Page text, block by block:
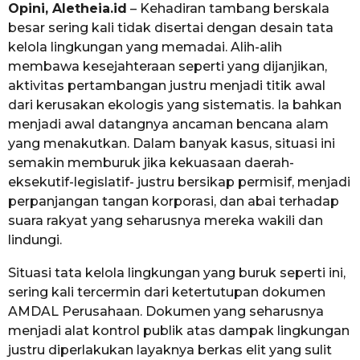
Opini, Aletheia.id – Kehadiran tambang berskala
besar sering kali tidak disertai dengan desain tata
kelola lingkungan yang memadai. Alih-alih
membawa kesejahteraan seperti yang dijanjikan,
aktivitas pertambangan justru menjadi titik awal
dari kerusakan ekologis yang sistematis. Ia bahkan
menjadi awal datangnya ancaman bencana alam
yang menakutkan. Dalam banyak kasus, situasi ini
semakin memburuk jika kekuasaan daerah-
eksekutif-legislatif- justru bersikap permisif, menjadi
perpanjangan tangan korporasi, dan abai terhadap
suara rakyat yang seharusnya mereka wakili dan
lindungi.
Situasi tata kelola lingkungan yang buruk seperti ini,
sering kali tercermin dari ketertutupan dokumen
AMDAL Perusahaan. Dokumen yang seharusnya
menjadi alat kontrol publik atas dampak lingkungan
justru diperlakukan layaknya berkas elit yang sulit